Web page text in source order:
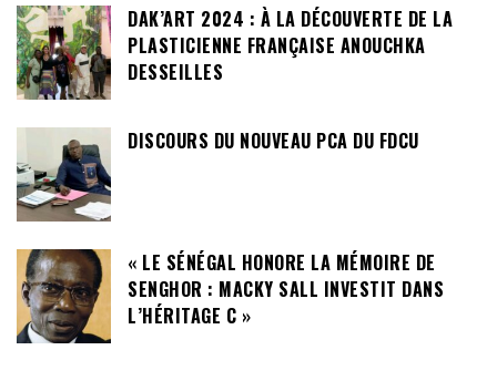
DAK’ART 2024 : À LA DÉCOUVERTE DE LA
PLASTICIENNE FRANÇAISE ANOUCHKA
DESSEILLES
DISCOURS DU NOUVEAU PCA DU FDCU
« LE SÉNÉGAL HONORE LA MÉMOIRE DE
SENGHOR : MACKY SALL INVESTIT DANS
L’HÉRITAGE C »